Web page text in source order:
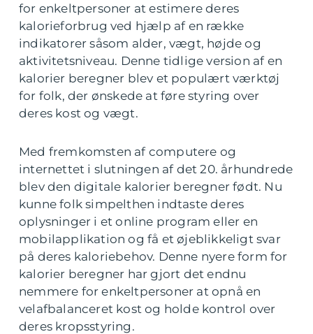
for enkeltpersoner at estimere deres
kalorieforbrug ved hjælp af en række
indikatorer såsom alder, vægt, højde og
aktivitetsniveau. Denne tidlige version af en
kalorier beregner blev et populært værktøj
for folk, der ønskede at føre styring over
deres kost og vægt.
Med fremkomsten af computere og
internettet i slutningen af det 20. århundrede
blev den digitale kalorier beregner født. Nu
kunne folk simpelthen indtaste deres
oplysninger i et online program eller en
mobilapplikation og få et øjeblikkeligt svar
på deres kaloriebehov. Denne nyere form for
kalorier beregner har gjort det endnu
nemmere for enkeltpersoner at opnå en
velafbalanceret kost og holde kontrol over
deres kropsstyring.